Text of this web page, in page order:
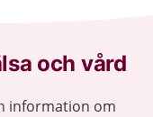
och vård
information om